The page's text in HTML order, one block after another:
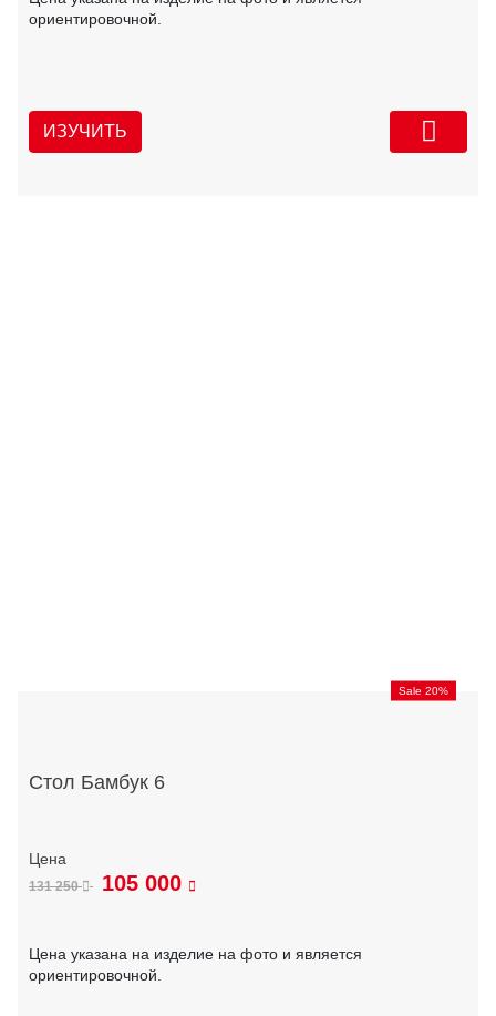
ориентировочной.
ИЗУЧИТЬ
Sale 20%
Стол Бамбук 6
131 250 105 000
Цена указана на изделие на фото и является
ориентировочной.